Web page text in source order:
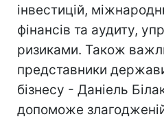
інвестицій,
фінансів та аудиту,
ризиками. Також
представники
бізнесу - Даніель
допоможе